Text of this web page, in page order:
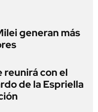
generan más
reunirá con el
de la Espriella